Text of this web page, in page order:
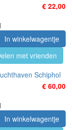
€ 22,00
In winkelwagentje
met vrienden
Schiphol
€ 60,00
In winkelwagentje